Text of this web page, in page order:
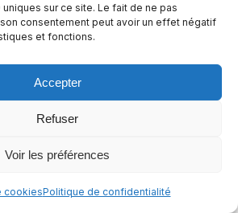
sur ce site. Le fait de ne pas
consentement peut avoir un effet négatif
et fonctions.
Accepter
Refuser
Voir les préférences
cookiesPolitique de confidentialité
Tunisienne sans gluten